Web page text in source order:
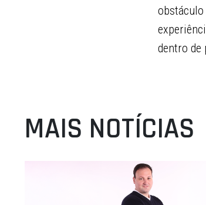
obstáculo
dentro de
MAIS NOTÍCIAS